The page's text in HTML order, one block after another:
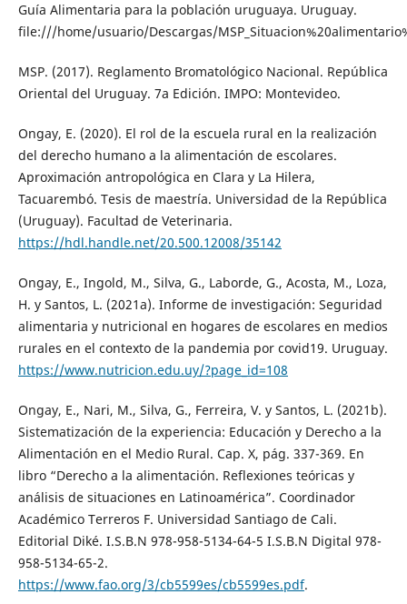
Guía Alimentaria para la población uruguaya. Uruguay.
file:///home/usuario/Descargas/
MSP. (2017). Reglamento Bromatológico Nacional. República
Oriental del Uruguay. 7a Edición. IMPO: Montevideo.
Ongay, E. (2020). El rol de la escuela rural en la realización
del derecho humano a la alimentación de escolares.
Aproximación antropológica en Clara y La Hilera,
Tacuarembó. Tesis de maestría. Universidad de la República
(Uruguay). Facultad de Veterinaria.
https://hdl.handle.net/20.500.12008/35142
Ongay, E., Ingold, M., Silva, G., Laborde, G., Acosta, M., Loza,
H. y Santos, L. (2021a). Informe de investigación: Seguridad
alimentaria y nutricional en hogares de escolares en medios
rurales en el contexto de la pandemia por covid19. Uruguay.
https://www.nutricion.edu.uy/?page_id=108
Ongay, E., Nari, M., Silva, G., Ferreira, V. y Santos, L. (2021b).
Sistematización de la experiencia: Educación y Derecho a la
Alimentación en el Medio Rural. Cap. X, pág. 337-369. En
libro “Derecho a la alimentación. Reflexiones teóricas y
análisis de situaciones en Latinoamérica”. Coordinador
Académico Terreros F. Universidad Santiago de Cali.
Editorial Diké. I.S.B.N 978-958-5134-64-5 I.S.B.N Digital 978-
958-5134-65-2.
https://www.fao.org/3/cb5599es/cb5599es.pdf.